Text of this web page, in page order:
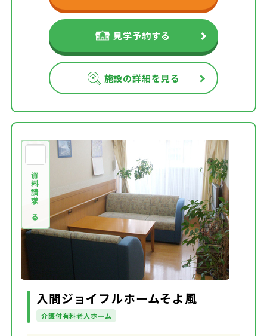
見学予約する
施設の詳細を見る
資料請求する
入間ジョイフルホームそよ風
介護付有料老人ホーム